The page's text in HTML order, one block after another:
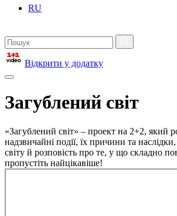
RU
Відкрити у додатку
Загублений світ
«Загублений світ» – проект на 2+2, який
надзвичайні події, їх причини та
світу й розповість про те, у що складно
пропустіть найцікавіше!